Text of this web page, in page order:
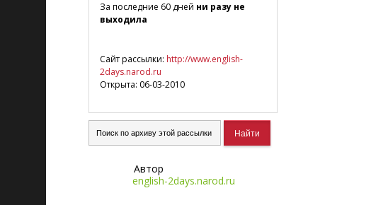
За последние 60 дней ни разу не
выходила
Сайт рассылки: http://www.english-
2days.narod.ru
Открыта: 06-03-2010
Автор
english-2days.narod.ru